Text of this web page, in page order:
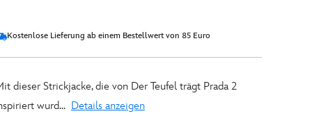
Kostenlose Lieferung ab einem Bestellwert von 85 Euro
dieser Strickjacke, die von Der Teufel trägt Prada 2
wurd... Details anzeigen